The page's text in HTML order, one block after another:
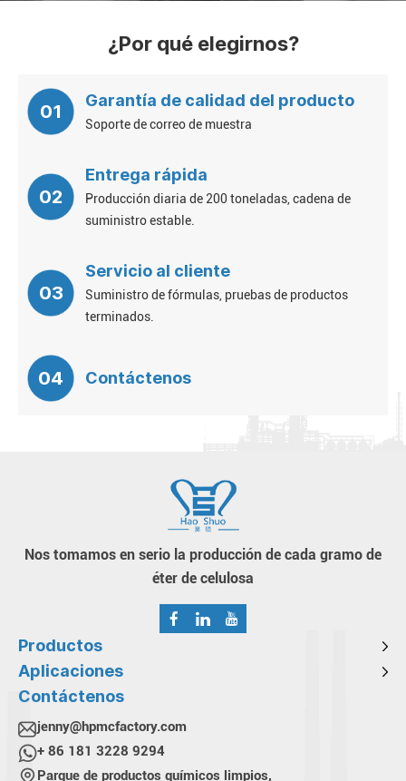
¿Por qué elegirnos?
01
Garantía de calidad del producto
Soporte de correo de muestra
02
Entrega rápida
Producción diaria de 200 toneladas, cadena de
suministro estable.
03
Servicio al cliente
Suministro de fórmulas, pruebas de productos
terminados.
04 Contáctenos
Nos tomamos en serio la producción de cada gramo de
éter de celulosa
Productos
Aplicaciones
Contáctenos
jenny@hpmcfactory.com
+ 86 181 3228 9294
Parque de productos químicos limpios,